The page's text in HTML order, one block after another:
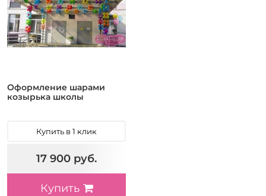
Оформление шарами
козырька школы
Купить в 1 клик
17 900 руб.
Купить